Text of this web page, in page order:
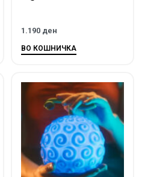
1.190 ден
ВО КОШНИЧКА